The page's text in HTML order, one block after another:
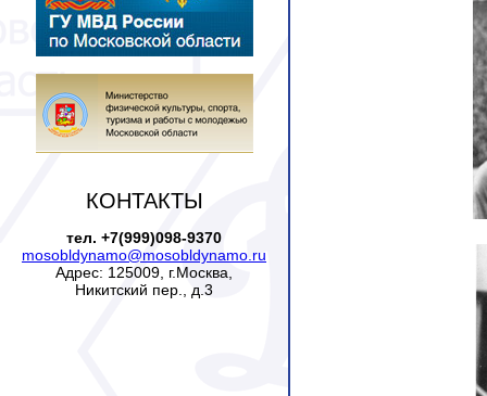
КОНТАКТЫ
тел. +7(999)098-9370
mosobldynamo@mosobldynamo.ru
Адрес: 125009, г.Москва,
Никитский пер., д.3